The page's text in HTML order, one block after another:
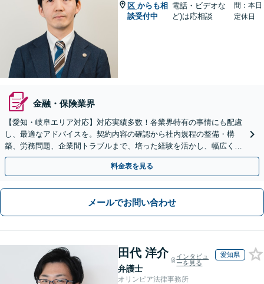
区 からも相
談受付中
電話・ビデオな
ど)は応相談
間：本日
定休日
金融・保険業界
【愛知・岐阜エリア対応】対応実績多数！各業界特有の事情にも配慮
し、最適なアドバイスを。契約内容の確認から社内規程の整備・構
築、労務問題、企業間トラブルまで、培った経験を活かし、幅広く対
応いたします【オンライン面談OK（顧問締結後）】
料金表を見る
メールでお問い合わせ
田代 洋介
弁護士
インタビュ
ーを見る
愛知県
オリンピア法律事務所